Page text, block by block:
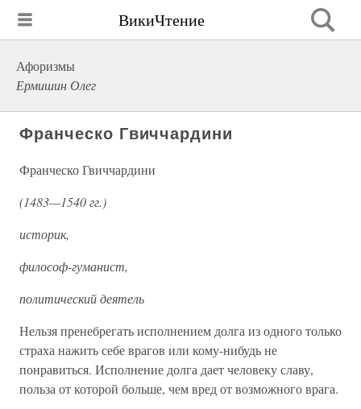
ВикиЧтение
Афоризмы
Ермишин Олег
Франческо Гвиччардини
Франческо Гвиччардини
(1483—1540 гг.)
историк,
философ-гуманист,
политический деятель
Нельзя пренебрегать исполнением долга из одного только
страха нажить себе врагов или кому-нибудь не
понравиться. Исполнение долга дает человеку славу,
польза от которой больше, чем вред от возможного врага.